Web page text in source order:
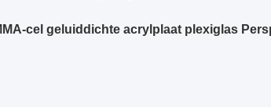
cel geluiddichte acrylplaat plexiglas